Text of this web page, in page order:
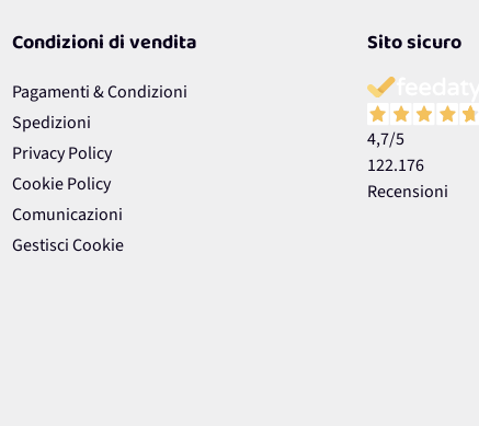
Condizioni di vendita
Pagamenti & Condizioni
Spedizioni
Privacy Policy
Cookie Policy
Comunicazioni
Gestisci Cookie
Sito sicuro
4,7/5
122.176
Recensioni